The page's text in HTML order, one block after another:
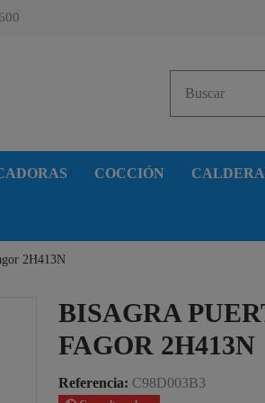
COCCIÓN
2H413N
BISAGRA
FAGOR 2H413N
Referencia: C98D003B3